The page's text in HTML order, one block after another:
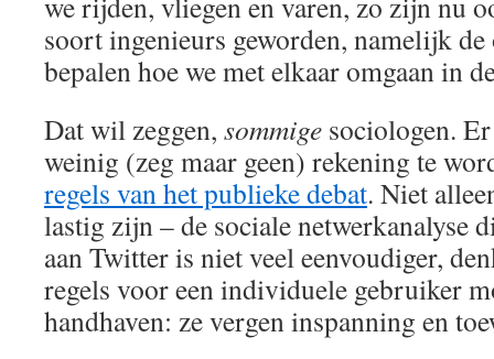
soort ingenieurs geworden, namelijk
bepalen hoe we met elkaar omgaan in
Dat wil zeggen, sommige sociologen.
weinig (zeg maar geen) rekening te
regels van het publieke debat. Niet
lastig zijn – de sociale netwerkanalyse
aan Twitter is niet veel eenvoudiger,
regels voor een individuele gebruiker
handhaven: ze vergen inspanning en